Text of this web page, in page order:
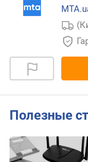
Полезные